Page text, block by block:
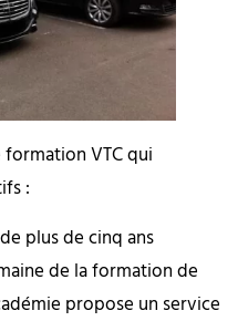
VTC qui
:
plus de cinq ans
de la formation de
propose un service